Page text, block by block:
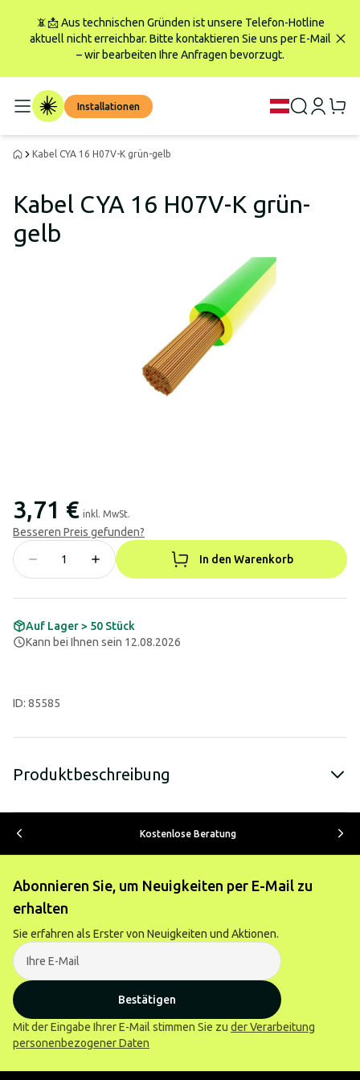
📵📩 Aus technischen Gründen ist unsere Telefon-Hotline
aktuell nicht erreichbar. Bitte kontaktieren Sie uns per E-Mail
– wir bearbeiten Ihre Anfragen bevorzugt.
Installationen
Kabel CYA 16 H07V-K grün-gelb
Kabel CYA 16 H07V-K grün-
gelb
3,71 € inkl. MwSt.
Besseren Preis gefunden?
In den Warenkorb
Auf Lager > 50 Stück
Kann bei Ihnen sein 12.08.2026
ID: 85585
Produktbeschreibung
Kostenlose Beratung
Abonnieren Sie, um Neuigkeiten per E-Mail zu
erhalten
Sie erfahren als Erster von Neuigkeiten und Aktionen.
Bestätigen
Mit der Eingabe Ihrer E-Mail stimmen Sie zu der Verarbeitung
personenbezogener Daten